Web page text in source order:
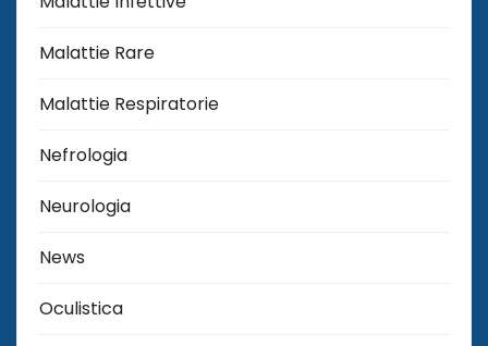
Malattie Rare
Malattie Respiratorie
Nefrologia
Neurologia
News
Oculistica